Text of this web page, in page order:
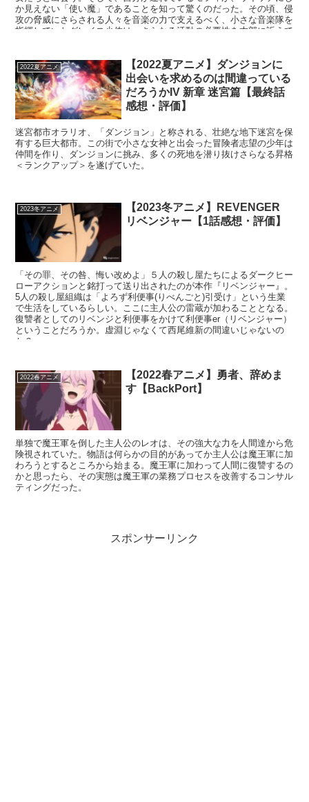
か見えない「使い魔」であることを知って驚くのだった。その頃、侵
攻の脅威にさらされる人々を音楽の力で支えるべく、小さな音楽隊を
指揮していたグレイス少佐は、さらなる活動の必要性を本部に訴えて
2022夏アニメ
【2022夏アニメ】ダンジョンに
出会いを求めるのは間違っている
だろうかIV 新章 迷宮篇【最終話
感想・評価】
迷宮都市オラリオ、「ダンジョン」と称される、壮絶な地下迷宮を保
有する巨大都市。この街で小さな女神と出会った冒険者志望の少年は
仲間を作り、ダンジョンに挑み、多くの死地を潜り抜けさらなる昇格
＜ランクアップ＞を遂げていた。
2023冬アニメ
【2023冬アニメ】REVENGER
リベンジャー【1話感想・評価】
「その罪、その咎、悔い改めよ」５人の殺し屋たちによるダークヒー
ローアクションと銘打って送り出されたのが本作『リベンジャー』。
5人の殺し屋組織は「よろず利便事(りべんごと)引受け」という生業
で生活をしているらしい。ここに主人公の雷蔵が加わることとなる。
復讐者としてのリベンジと利便事をかけて利便事er（リベンジャー）
ということだろうか。虚淵じゃなくて西尾維新の間違いじゃないの
か？
2022春アニメ
【2022春アニメ】勇者、辞めま
す【BackPort】
単独で魔王軍を倒した主人公のレオは、その強大な力を人間達から危
険視されていた。物語は何らかの目的があってか主人公は魔王軍に加
わろうとするところから始まる。魔王軍に加わって人間に復讐するの
かと思ったら、その実態は魔王軍の業務プロセスを改善するコンサル
ティングだった。
スポンサーリンク